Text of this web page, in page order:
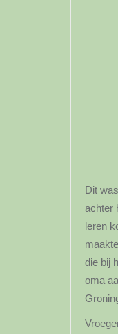
Dit
achter
leren
die bij
oma